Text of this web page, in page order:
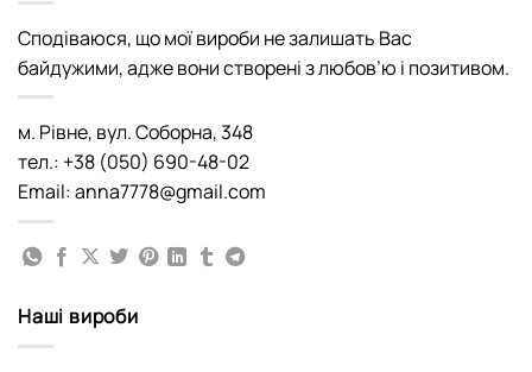
Сподіваюся, що мої вироби не залишать Вас
байдужими, адже вони створені з любов’ю і позитивом.
м. Рівне, вул. Соборна, 348
тел.: +38 (050) 690-48-02
Email: anna7778@gmail.com
Наші вироби